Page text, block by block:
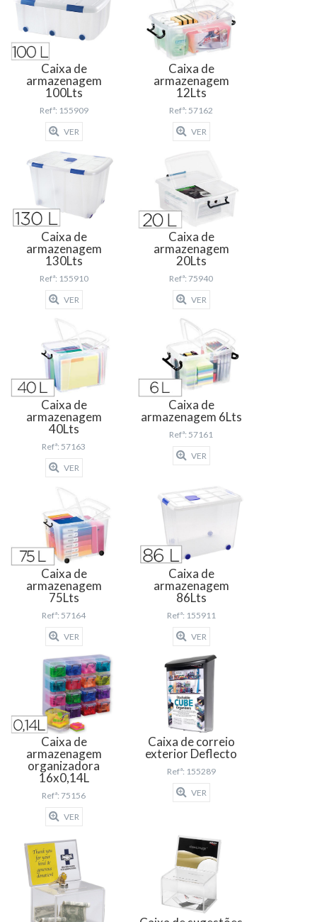
Caixa de
armazenagem
100Lts
Refª: 155909
VER
Caixa de
armazenagem
12Lts
Refª: 57162
VER
Caixa de
armazenagem
130Lts
Refª: 155910
VER
Caixa de
armazenagem
20Lts
Refª: 75940
VER
Caixa de
armazenagem
40Lts
Refª: 57163
VER
Caixa de
armazenagem 6Lts
Refª: 57161
VER
Caixa de
armazenagem
75Lts
Refª: 57164
VER
Caixa de
armazenagem
86Lts
Refª: 155911
VER
Caixa de
armazenagem
organizadora
16x0,14L
Refª: 75156
VER
Caixa de correio
exterior Deflecto
Refª: 155289
VER